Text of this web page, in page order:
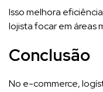
Isso melhora
lojista focar em áreas
Conclusão
No e-commerce,